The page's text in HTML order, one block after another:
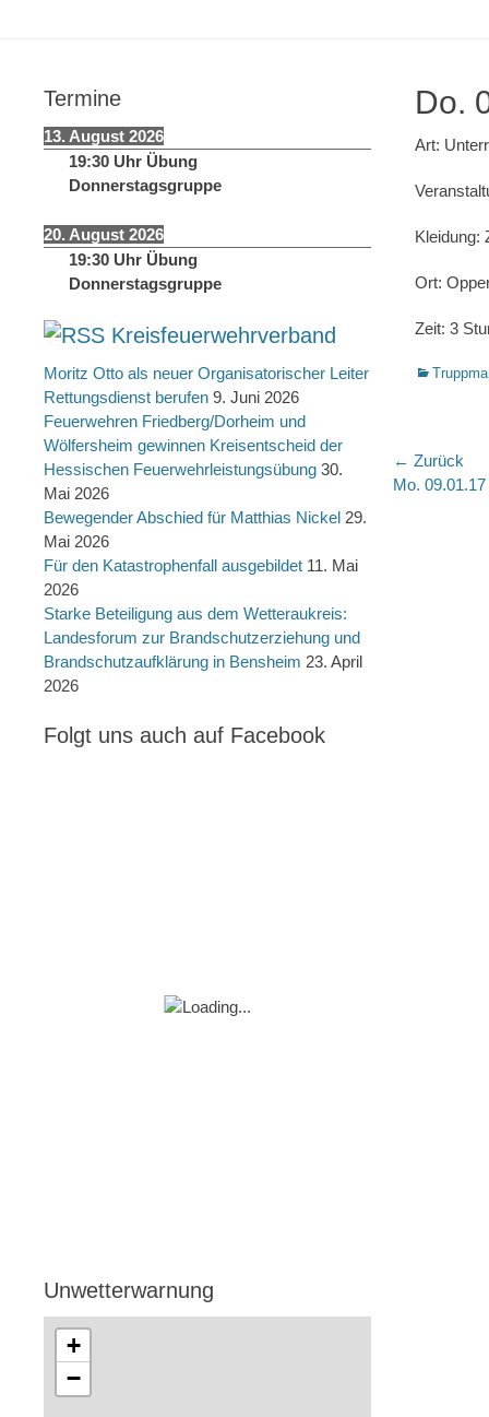
Do.
Art:
Kleidung:
Ort:
Zeit: 3
Kategorien
← Zurück
Vorheriger
Mo.
Termine
13. August 2026
19:30Uhr Übung
Donnerstagsgruppe
20. August 2026
19:30Uhr Übung
Donnerstagsgruppe
Kreisfeuerwehrverband
Moritz Otto als neuer Organisatorischer Leiter
Rettungsdienst berufen 9. Juni 2026
Feuerwehren Friedberg/Dorheim und
Wölfersheim gewinnen Kreisentscheid der
Hessischen Feuerwehrleistungsübung 30.
Mai 2026
Bewegender Abschied für Matthias Nickel 29.
Mai 2026
Für den Katastrophenfall ausgebildet 11. Mai
2026
Starke Beteiligung aus dem Wetteraukreis:
Landesforum zur Brandschutzerziehung und
Brandschutzaufklärung in Bensheim 23. April
2026
Folgt uns auch auf Facebook
Unwetterwarnung
+
−